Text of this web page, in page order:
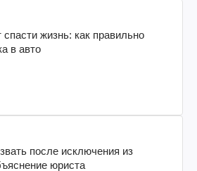
ваш урожай за ночь:
жизнь: как правильно
в авто